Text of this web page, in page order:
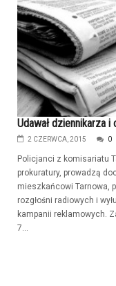
Udawał dziennikarza
2 CZERWCA, 2015 0
Policjanci z komisariatu
prokuratury, prowadzą
mieszkańcowi Tarnowa,
rozgłośni radiowych i
kampanii reklamowych.
7...